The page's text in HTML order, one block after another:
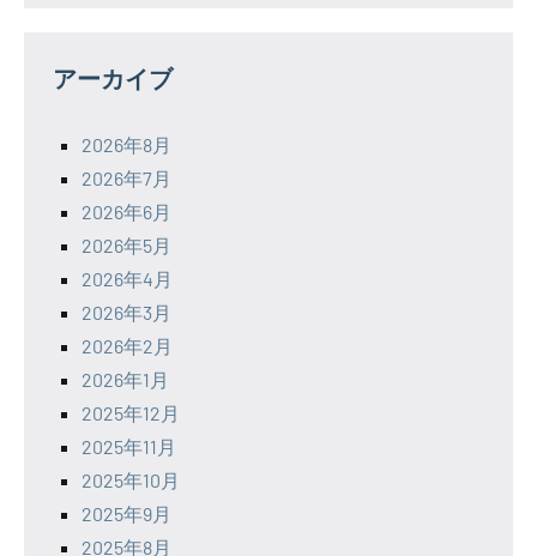
アーカイブ
2026年8月
2026年7月
2026年6月
2026年5月
2026年4月
2026年3月
2026年2月
2026年1月
2025年12月
2025年11月
2025年10月
2025年9月
2025年8月